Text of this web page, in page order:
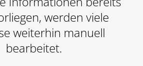
werden viele
weiterhin manuell
bearbeitet.